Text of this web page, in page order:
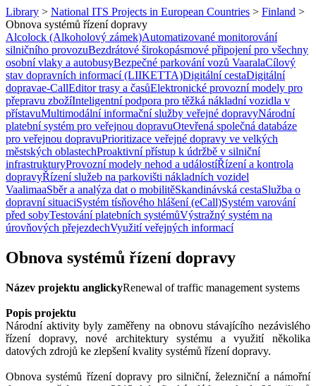
Library > National ITS Projects in European Countries > Finland >
Obnova systémů řízení dopravy
Alcolock (Alkoholový zámek)Automatizované monitorování
silničního provozuBezdrátové širokopásmové připojení pro všechny
osobní vlaky a autobusyBezpečné parkování vozů VaaralaCílový
stav dopravních informací (LIIKETTA)Digitální cestaDigitální
dopravae-CallEditor trasy a časůElektronické provozní modely pro
přepravu zbožíInteligentní podpora pro těžká nákladní vozidla v
přístavuMultimodální informační služby veřejné dopravyNárodní
platební systém pro veřejnou dopravuOtevřená společná databáze
pro veřejnou dopravuPrioritizace veřejné dopravy ve velkých
městských oblastechProaktivní přístup k údržbě v silniční
infrastrukturyProvozní modely nehod a událostíŘízení a kontrola
dopravyŘízení služeb na parkovišti nákladních vozidel
VaalimaaSběr a analýza dat o mobilitěSkandinávská cestaSlužba o
dopravní situaciSystém tísňového hlášení (eCall)Systém varování
před sobyTestování platebních systémůVýstražný systém na
úrovňových přejezdechVyužití veřejných informací
Obnova systémů řízení dopravy
Název projektu anglickyRenewal of traffic management systems
Popis projektu
Národní aktivity byly zaměřeny na obnovu stávajícího nezávislého
řízení dopravy, nové architektury systému a využití několika
datových zdrojů ke zlepšení kvality systémů řízení dopravy.
Obnova systémů řízení dopravy pro silniční, železniční a námořní